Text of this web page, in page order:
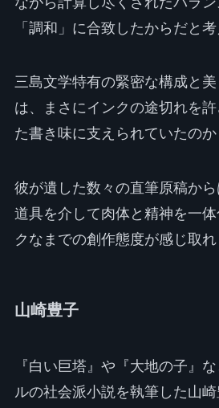
「調和」に合致したからだと考
三島文学特有の緊密な構成と
は、まさにインクの途切れを
た書き味に支えられていたのか
彼が遺した数々の直筆原稿か
道具を介して肉体と精神を一
クなまでの創作態度が感じ取れ
山崎豊子
『白い巨塔』や『大地の子』
ルの社会派小説を執筆した山